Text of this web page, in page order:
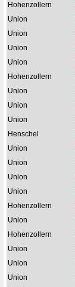
Hohenzollern
Union
Union
Union
Union
Hohenzollern
Union
Union
Union
Henschel
Union
Union
Union
Union
Hohenzollern
Union
Hohenzollern
Union
Union
Union